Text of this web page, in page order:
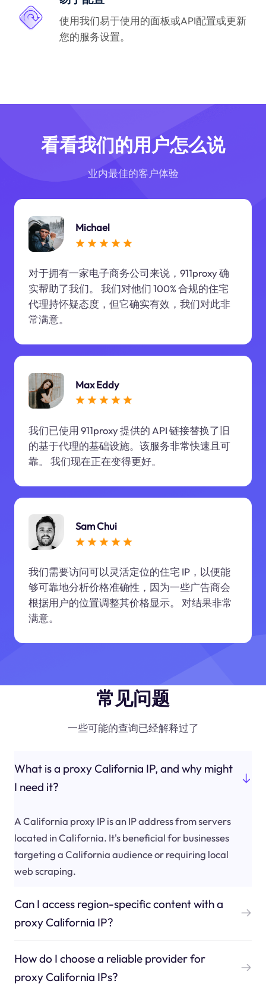
使用我们易于使用的面板或API配置或更新
您的服务设置。
看看我们的用户怎么说
业内最佳的客户体验
Michael
对于拥有一家电子商务公司来说，911proxy 确
实帮助了我们。 我们对他们 100% 合规的住宅
代理持怀疑态度，但它确实有效，我们对此非
常满意。
Max Eddy
我们已使用 911proxy 提供的 API 链接替换了旧
的基于代理的基础设施。该服务非常快速且可
靠。 我们现在正在变得更好。
Sam Chui
我们需要访问可以灵活定位的住宅 IP，以便能
够可靠地分析价格准确性，因为一些广告商会
根据用户的位置调整其价格显示。 对结果非常
满意。
常见问题
一些可能的查询已经解释过了
What is a proxy California IP, and why might
I need it?
A California proxy IP is an IP address from servers
located in California. It's beneficial for businesses
targeting a California audience or requiring local
web scraping.
Can I access region-specific content with a
proxy California IP?
How do I choose a reliable provider for
proxy California IPs?